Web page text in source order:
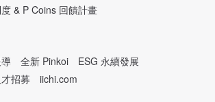
& P Coins 回饋計畫
全新 Pinkoi
ESG 永續發展
招募 iichi.com